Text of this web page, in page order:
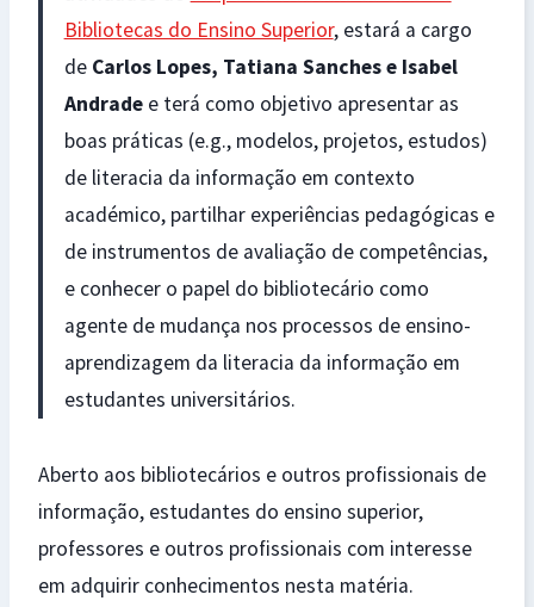
Bibliotecas do Ensino Superior, estará a cargo
de Carlos Lopes, Tatiana Sanches e Isabel
Andradee terá como objetivo apresentar as
boas práticas (e.g., modelos, projetos, estudos)
de literacia da informação em contexto
académico, partilhar experiências pedagógicas e
de instrumentos de avaliação de competências,
e conhecer o papel do bibliotecário como
agente de mudança nos processos de ensino-
aprendizagem da literacia da informação em
estudantes universitários.
Aberto aos bibliotecários e outros profissionais de
informação, estudantes do ensino superior,
professores e outros profissionais com interesse
em adquirir conhecimentos nesta matéria.